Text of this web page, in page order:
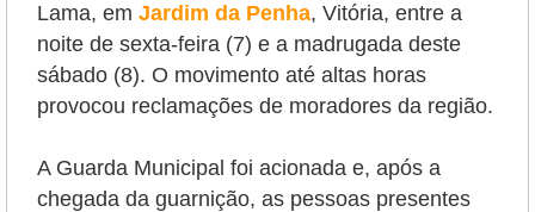
Lama, em Jardim da Penha, Vitória, entre a
noite de sexta-feira (7) e a madrugada deste
sábado (8). O movimento até altas horas
provocou reclamações de moradores da região.
A Guarda Municipal foi acionada e, após a
chegada da guarnição, as pessoas presentes